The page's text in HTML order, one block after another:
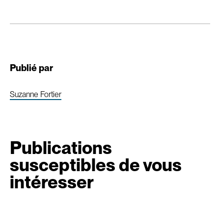
Publié par
Suzanne Fortier
Publications
susceptibles de vous
intéresser